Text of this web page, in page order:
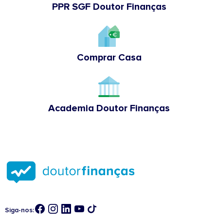
PPR SGF Doutor Finanças
Comprar Casa
Academia Doutor Finanças
Siga-nos: